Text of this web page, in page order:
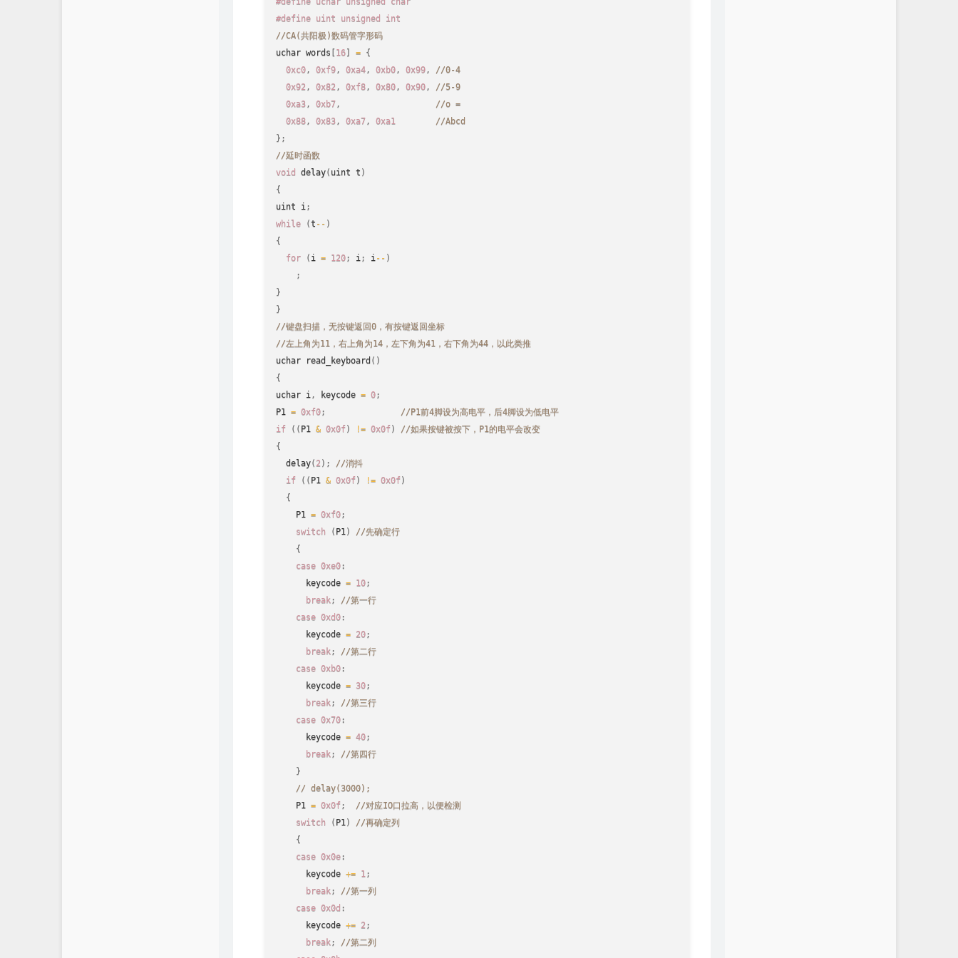
#define uint unsigned int
//CA(共阳极)数码管字形码
uchar words [ 16] = {
0xc0, 0xf9, 0xa4, 0xb0, 0x99,
//0-4
0x92 , 0x82 , 0xf8, 0x80, 0x90,
//5-9
0xa3, 0xb7,
//o =
0x88, 0x83, 0xa7, 0xa1
//Abcd
} ;
//延时函数
void
delay( uint t )
{
uint i;
while
(t -- )
{
for
( i = 120; i; i-- )
;
}
}
//键盘扫描，无按键返回0，有按键返回坐标
//左上角为11，右上角为14，左下角为41，右下角为44，以此类推
uchar
read_keyboard ( )
{
uchar i, keycode = 0;
P1 = 0xf0;
//P1前4脚设为高电平，后4脚设为低电平
if
( ( P1 & 0x0f ) != 0x0f )
//如果按键被按下，P1的电平会改变
{
delay( 2 ) ;
//消抖
if
( ( P1 & 0x0f ) != 0x0f )
{
    P1
= 0xf0;
switch
( P1)
//先确定行
{
case 0xe0:
      keycode
= 10;
break;
//第一行
case 0xd0:
      keycode
= 20;
break;
//第二行
case 0xb0:
      keycode
= 30;
break;
//第三行
case 0x70:
      keycode
= 40;
break;
//第四行
}
// delay(3000);
    P1
= 0x0f ;
//对应IO口拉高，以便检测
switch
( P1)
//再确定列
{
case 0x0e:
      keycode
+= 1;
break;
//第一列
case 0x0d :
      keycode
+= 2 ;
break;
//第二列